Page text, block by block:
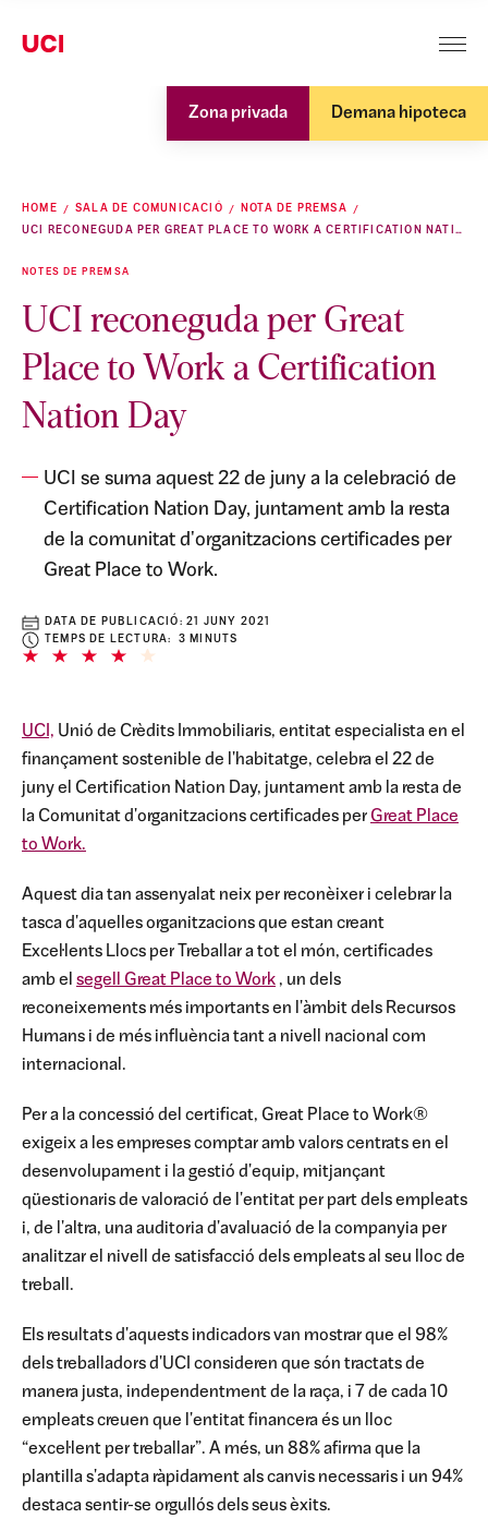
Zona privada Demana hipoteca
HOME SALA DE COMUNICACIÓ
NOTA DE PREMSA
UCI RECONEGUDA PER GREAT PLACE TO WORK A CERTIFICATION NATION DAY
NOTES DE PREMSA
UCI reconeguda per Great
Place to Work a Certification
Nation Day
UCI se suma aquest 22 de juny a la celebració de
Certification Nation Day, juntament amb la resta
de la comunitat d'organitzacions certificades per
Great Place to Work.
DATA DE PUBLICACIÓ: 21 JUNY 2021
TEMPS DE LECTURA: 3 MINUTS
UCI, Unió de Crèdits Immobiliaris, entitat especialista en el
finançament sostenible de l'habitatge, celebra el 22 de
juny el Certification Nation Day, juntament amb la resta de
la Comunitat d'organitzacions certificades per Great Place
to Work.
Aquest dia tan assenyalat neix per reconèixer i celebrar la
tasca d'aquelles organitzacions que estan creant
Excel·lents Llocs per Treballar a tot el món, certificades
amb el segell Great Place to Work , un dels
reconeixements més importants en l'àmbit dels Recursos
Humans i de més influència tant a nivell nacional com
internacional.
Per a la concessió del certificat, Great Place to Work®
exigeix a les empreses comptar amb valors centrats en el
desenvolupament i la gestió d'equip, mitjançant
qüestionaris de valoració de l'entitat per part dels empleats
i, de l'altra, una auditoria d'avaluació de la companyia per
analitzar el nivell de satisfacció dels empleats al seu lloc de
treball.
Els resultats d'aquests indicadors van mostrar que el 98%
dels treballadors d'UCI consideren que són tractats de
manera justa, independentment de la raça, i 7 de cada 10
empleats creuen que l'entitat financera és un lloc
“excel·lent per treballar”. A més, un 88% afirma que la
plantilla s'adapta ràpidament als canvis necessaris i un 94%
destaca sentir-se orgullós dels seus èxits.